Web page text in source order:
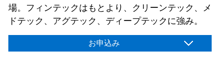
場。フィンテックはもとより、クリーンテック、メ
ドテック、アグテック、ディープテックに強み。
お申込み